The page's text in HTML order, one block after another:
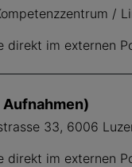
/
direkt im externen
33, 6006
direkt im externen